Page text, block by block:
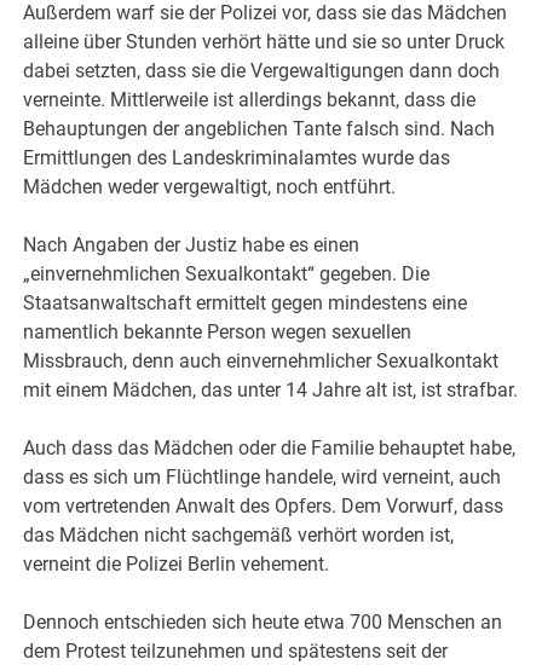
Außerdem warf sie der Polizei vor, dass sie das Mädchen
alleine über Stunden verhört hätte und sie so unter Druck
dabei setzten, dass sie die Vergewaltigungen dann doch
verneinte. Mittlerweile ist allerdings bekannt, dass die
Behauptungen der angeblichen Tante falsch sind. Nach
Ermittlungen des Landeskriminalamtes wurde das
Mädchen weder vergewaltigt, noch entführt.
Nach Angaben der Justiz habe es einen
„einvernehmlichen Sexualkontakt“ gegeben. Die
Staatsanwaltschaft ermittelt gegen mindestens eine
namentlich bekannte Person wegen sexuellen
Missbrauch, denn auch einvernehmlicher Sexualkontakt
mit einem Mädchen, das unter 14 Jahre alt ist, ist strafbar.
Auch dass das Mädchen oder die Familie behauptet habe,
dass es sich um Flüchtlinge handele, wird verneint, auch
vom vertretenden Anwalt des Opfers. Dem Vorwurf, dass
das Mädchen nicht sachgemäß verhört worden ist,
verneint die Polizei Berlin vehement.
Dennoch entschieden sich heute etwa 700 Menschen an
dem Protest teilzunehmen und spätestens seit der